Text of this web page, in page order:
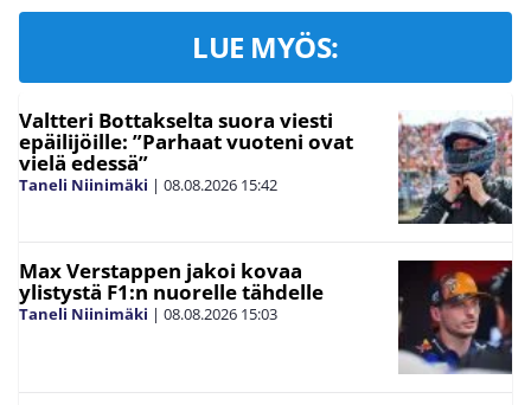
LUE MYÖS:
Valtteri Bottakselta suora viesti
epäilijöille: ”Parhaat vuoteni ovat
vielä edessä”
Taneli Niinimäki | 08.08.2026 15:42
Max Verstappen jakoi kovaa
ylistystä F1:n nuorelle tähdelle
Taneli Niinimäki | 08.08.2026 15:03